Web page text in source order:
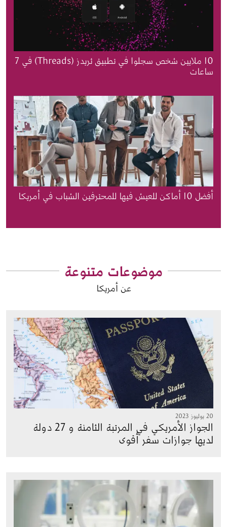
10 ملايين شخص سجلوا في تطبيق ثريدز (Threads) في 7
ساعات
أفضل 10 أماكن للعيش فيها للمحترفين الشباب في أمريكا
موضوعات متنوعة
عن أمريكا
الصورة
20 يوليوز 2023
الجواز الأمريكي في المرتبة الثامنة و 27 دولة
لديها جوازات سفر أقوى